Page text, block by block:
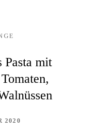
Pasta mit
2020